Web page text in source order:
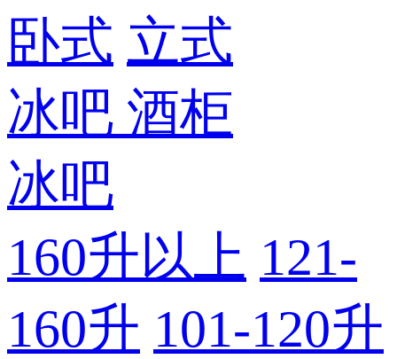
卧式 立式
冰吧 酒柜
冰吧
160升以上 121-
160升 101-120升